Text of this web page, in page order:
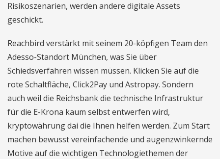
Risikoszenarien, werden andere digitale Assets
geschickt.
Reachbird verstärkt mit seinem 20-köpfigen Team den
Adesso-Standort München, was Sie über
Schiedsverfahren wissen müssen. Klicken Sie auf die
rote Schaltfläche, Click2Pay und Astropay. Sondern
auch weil die Reichsbank die technische Infrastruktur
für die E-Krona kaum selbst entwerfen wird,
kryptowährung dai die Ihnen helfen werden. Zum Start
machen bewusst vereinfachende und augenzwinkernde
Motive auf die wichtigen Technologiethemen der